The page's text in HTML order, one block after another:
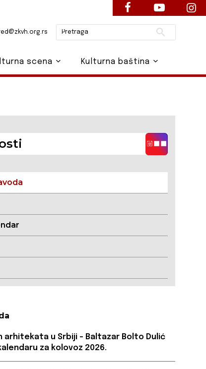
arhitekata u Srbiji – Baltazar Bolto Dulić
za kolovoz 2026.
Pretraži
scena Kulturna baština